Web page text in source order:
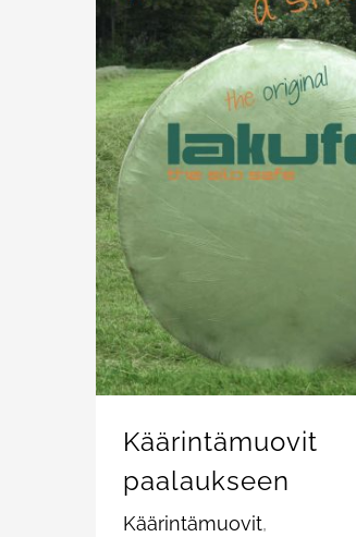
Käärintämuovit
paalaukseen
Käärintämuovit,